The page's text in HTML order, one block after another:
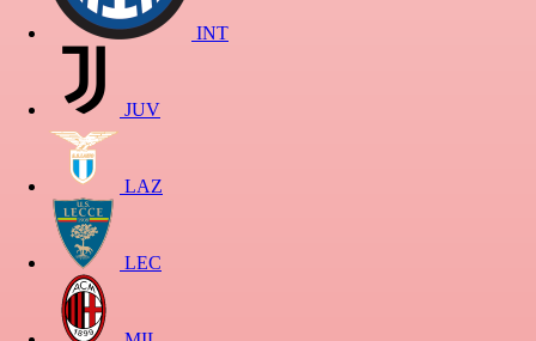
INT
JUV
LAZ
LEC